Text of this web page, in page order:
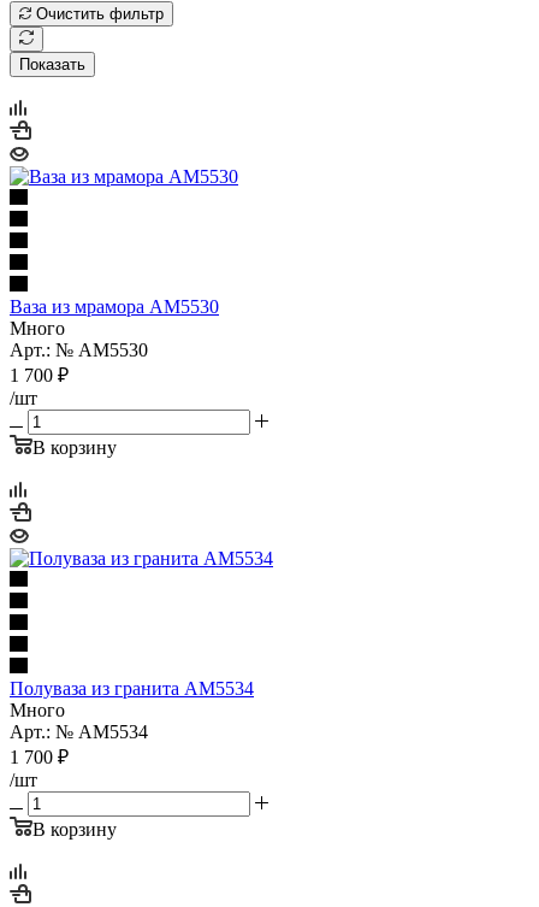
Очистить фильтр
Показать
Ваза из мрамора AM5530
Много
Арт.: № AM5530
1 700 ₽
/шт
В корзину
Полуваза из гранита AM5534
Много
Арт.: № AM5534
1 700 ₽
/шт
В корзину